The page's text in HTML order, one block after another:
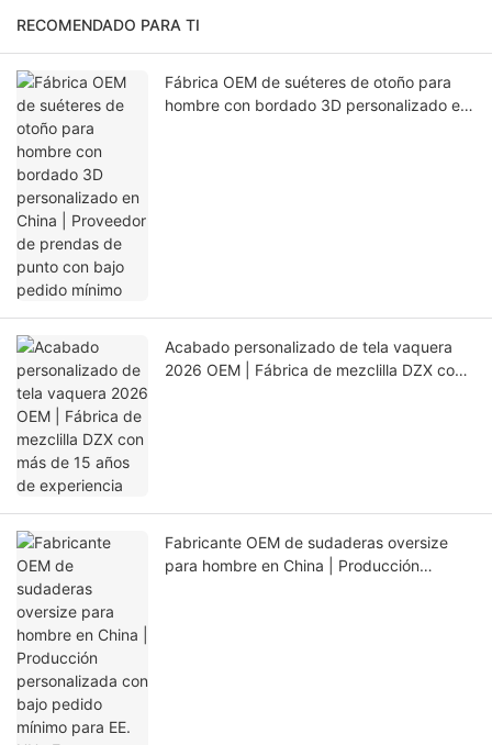
RECOMENDADO PARA TI
Fábrica OEM de suéteres de otoño para
hombre con bordado 3D personalizado en
Acabado personalizado de tela vaquera
2026 OEM | Fábrica de mezclilla DZX con
Fabricante OEM de sudaderas oversize
para hombre en China | Producción